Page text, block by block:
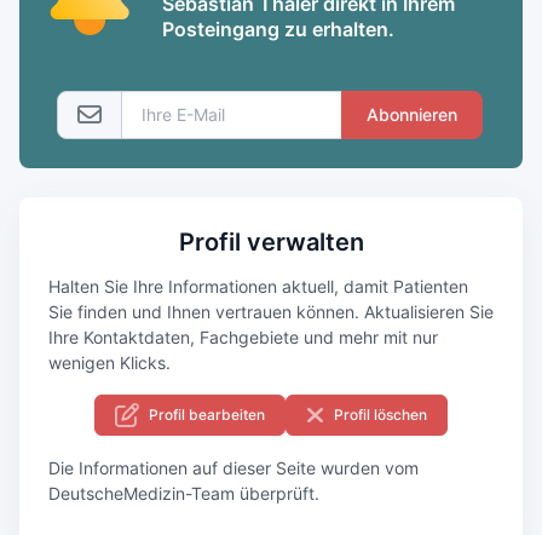
Posteingang zu erhalten.
Abonnieren
Profil verwalten
Halten Sie Ihre Informationen aktuell, damit Patienten
Sie finden und Ihnen vertrauen können. Aktualisieren Sie
Ihre Kontaktdaten, Fachgebiete und mehr mit nur
wenigen Klicks.
Profil bearbeiten Profil löschen
Die Informationen auf dieser Seite wurden vom
DeutscheMedizin-Team überprüft.